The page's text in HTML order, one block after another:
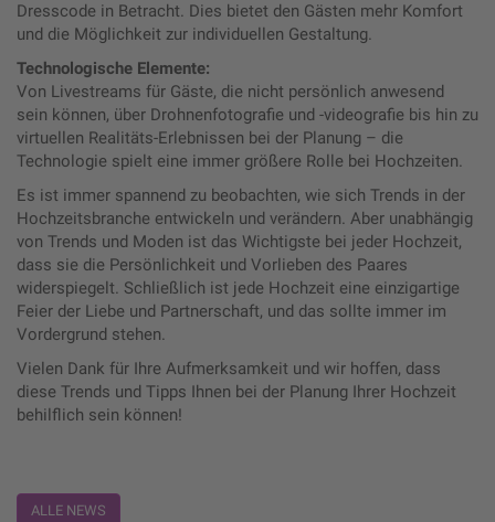
Dresscode in Betracht. Dies bietet den Gästen mehr Komfort
und die Möglichkeit zur individuellen Gestaltung.
Technologische Elemente:
Von Livestreams für Gäste, die nicht persönlich anwesend
sein können, über Drohnenfotografie und -videografie bis hin zu
virtuellen Realitäts-Erlebnissen bei der Planung – die
Technologie spielt eine immer größere Rolle bei Hochzeiten.
Es ist immer spannend zu beobachten, wie sich Trends in der
Hochzeitsbranche entwickeln und verändern. Aber unabhängig
von Trends und Moden ist das Wichtigste bei jeder Hochzeit,
dass sie die Persönlichkeit und Vorlieben des Paares
widerspiegelt. Schließlich ist jede Hochzeit eine einzigartige
Feier der Liebe und Partnerschaft, und das sollte immer im
Vordergrund stehen.
Vielen Dank für Ihre Aufmerksamkeit und wir hoffen, dass
diese Trends und Tipps Ihnen bei der Planung Ihrer Hochzeit
behilflich sein können!
ALLE NEWS